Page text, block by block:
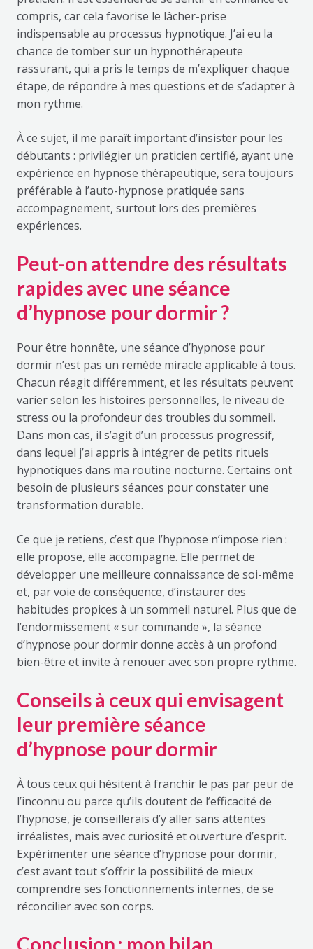
compris, car cela favorise le lâcher-prise
indispensable au processus hypnotique. J’ai eu la
chance de tomber sur un hypnothérapeute
rassurant, qui a pris le temps de m’expliquer chaque
étape, de répondre à mes questions et de s’adapter à
mon rythme.
À ce sujet, il me paraît important d’insister pour les
débutants : privilégier un praticien certifié, ayant une
expérience en hypnose thérapeutique, sera toujours
préférable à l’auto-hypnose pratiquée sans
accompagnement, surtout lors des premières
expériences.
Peut-on attendre des résultats
rapides avec une séance
d’hypnose pour dormir ?
Pour être honnête, une séance d’hypnose pour
dormir n’est pas un remède miracle applicable à tous.
Chacun réagit différemment, et les résultats peuvent
varier selon les histoires personnelles, le niveau de
stress ou la profondeur des troubles du sommeil.
Dans mon cas, il s’agit d’un processus progressif,
dans lequel j’ai appris à intégrer de petits rituels
hypnotiques dans ma routine nocturne. Certains ont
besoin de plusieurs séances pour constater une
transformation durable.
Ce que je retiens, c’est que l’hypnose n’impose rien :
elle propose, elle accompagne. Elle permet de
développer une meilleure connaissance de soi-même
et, par voie de conséquence, d’instaurer des
habitudes propices à un sommeil naturel. Plus que de
l’endormissement « sur commande », la séance
d’hypnose pour dormir donne accès à un profond
bien-être et invite à renouer avec son propre rythme.
Conseils à ceux qui envisagent
leur première séance
d’hypnose pour dormir
À tous ceux qui hésitent à franchir le pas par peur de
l’inconnu ou parce qu’ils doutent de l’efficacité de
l’hypnose, je conseillerais d’y aller sans attentes
irréalistes, mais avec curiosité et ouverture d’esprit.
Expérimenter une séance d’hypnose pour dormir,
c’est avant tout s’offrir la possibilité de mieux
comprendre ses fonctionnements internes, de se
réconcilier avec son corps.